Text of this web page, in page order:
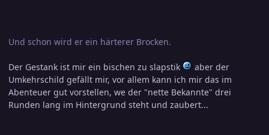
Und schon wird er ein härterer Brocken.
Der Gestank ist mir ein bischen zu slapstik
aber der
Umkehrschild gefällt mir, vor allem kann ich mir das im
Abenteuer gut vorstellen, we der "nette Bekannte" drei
Runden lang im Hintergrund steht und zaubert...